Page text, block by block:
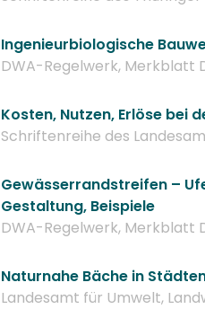
Ingenieurbiologische
DWA-Regelwerk, Merkblatt
Kosten, Nutzen, Erlöse bei
Schriftenreihe des
Gewässerrandstreifen –
Gestaltung, Beispiele
DWA-Regelwerk, Merkblatt
Naturnahe Bäche in
Landesamt für Umwelt,